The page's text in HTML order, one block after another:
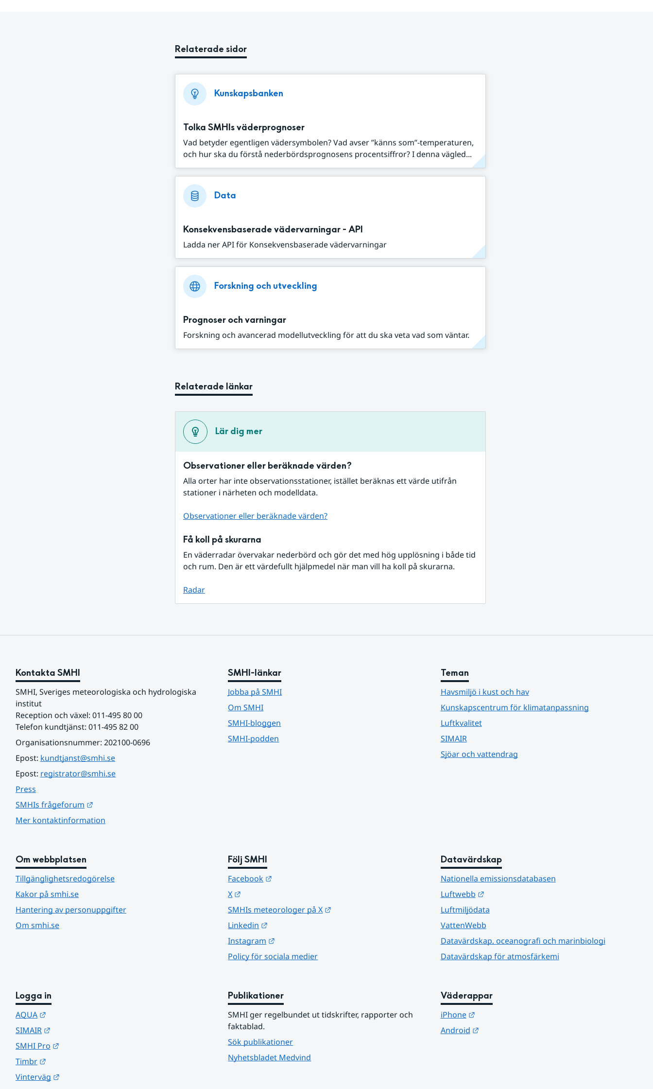
Relaterade sidor
Kunskapsbanken
Tolka SMHIs väderprognoser
Vad betyder egentligen vädersymbolen? Vad avser ”känns som”-temperaturen,
och hur ska du förstå nederbördsprognosens procentsiffror? I denna vägled...
Data
Konsekvensbaserade vädervarningar - API
Ladda ner API för Konsekvensbaserade vädervarningar
Forskning och utveckling
Prognoser och varningar
Forskning och avancerad modellutveckling för att du ska veta vad som väntar.
Relaterade länkar
Lär dig mer
Observationer eller beräknade värden?
Alla orter har inte observationsstationer, istället beräknas ett värde utifrån
stationer i närheten och modelldata.
Observationer eller beräknade värden?
Få koll på skurarna
En väderradar övervakar nederbörd och gör det med hög upplösning i både tid
och rum. Den är ett värdefullt hjälpmedel när man vill ha koll på skurarna.
Radar
Kontakta SMHI
SMHI, Sveriges meteorologiska och hydrologiska
institut
Reception och växel: 011-495 80 00
Telefon kundtjänst: 011-495 82 00
Organisationsnummer: 202100-0696
Epost: kundtjanst@smhi.se
Epost: registrator@smhi.se
Press
SMHIs frågeforum
Mer kontaktinformation
SMHI-länkar
Jobba på SMHI
Om SMHI
SMHI-bloggen
SMHI-podden
Teman
Havsmiljö i kust och hav
Kunskapscentrum för klimatanpassning
Luftkvalitet
SIMAIR
Sjöar och vattendrag
Om webbplatsen
Tillgänglighetsredogörelse
Kakor på smhi.se
Hantering av personuppgifter
Om smhi.se
Följ SMHI
Facebook
X
SMHIs meteorologer på X
Linkedin
Instagram
Policy för sociala medier
Datavärdskap
Nationella emissionsdatabasen
Luftwebb
Länk till annan webbplats.
Luftmiljödata
VattenWebb
Datavärdskap, oceanografi och marinbiologi
Datavärdskap för atmosfärkemi
Logga in
AQUA
SIMAIR
SMHI Pro
Timbr
Vinterväg
Publikationer
SMHI ger regelbundet ut tidskrifter, rapporter och
faktablad.
Sök publikationer
Nyhetsbladet Medvind
Väderappar
iPhone
Länk till annan webbplats.
Android
Länk till annan webbplats.